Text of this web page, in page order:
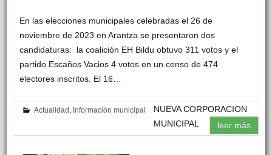
En las elecciones municipales celebradas el 26 de
noviembre de 2023 en Arantza se presentaron dos
candidaturas: la coalición EH Bildu obtuvo 311 votos y el
partido Escaños Vacios 4 votos en un censo de 474
electores inscritos. El 16…
Actualidad , Información municipal
NUEVA CORPORACION
MUNICIPAL
leer más